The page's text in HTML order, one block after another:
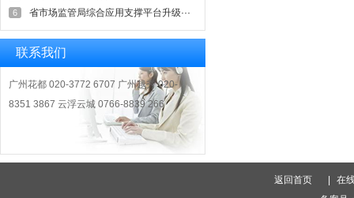
6 省市场监管局综合应用支撑平台升级···
联系我们
广州花都 020-3772 6707 广州越秀 020-
8351 3867 云浮云城 0766-8839 266
返回首页
在